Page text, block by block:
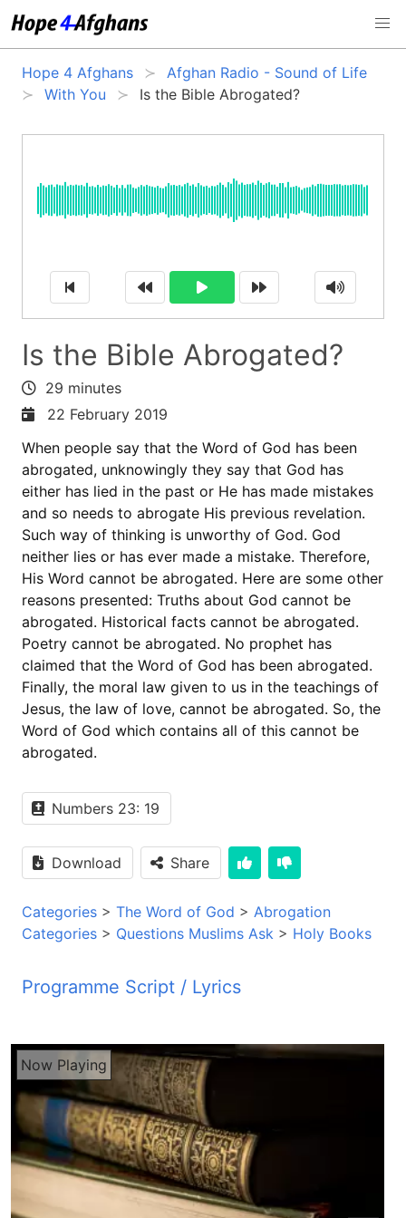
Hope 4 Afghans
Afghan Radio - Sound of Life
With You
Is the Bible Abrogated?
Is the Bible Abrogated?
29 minutes
22 February 2019
When people say that the Word of God has been
abrogated, unknowingly they say that God has
either has lied in the past or He has made mistakes
and so needs to abrogate His previous revelation.
Such way of thinking is unworthy of God. God
neither lies or has ever made a mistake. Therefore,
His Word cannot be abrogated. Here are some other
reasons presented: Truths about God cannot be
abrogated. Historical facts cannot be abrogated.
Poetry cannot be abrogated. No prophet has
claimed that the Word of God has been abrogated.
Finally, the moral law given to us in the teachings of
Jesus, the law of love, cannot be abrogated. So, the
Word of God which contains all of this cannot be
abrogated.
Numbers 23: 19
Download Share
Categories > The Word of God > Abrogation
Categories > Questions Muslims Ask > Holy Books
Programme Script / Lyrics
رادیو صدای زندگی شنانده ازیز سلام شما آواز ما را از
رادیو صدای زندگی می شنوید که هر صبح روی موجه
کوتای 49 متر بند پخش می گردد با شما شنانده ازیز و
ارجومند برنامه با شما سلام خوشحال اسیم که باز هم
یک بار دیگه از طریق برنامه حاضر در خدمت شما
شنانده گرامی قرار داریم دوستو ارجومند برنامه ما زنده
است شما می تانین که در جریان برنامه بر ما زنگ بزنین
نمبر تیلیفون ما است دوستو ارجومند زمان که بر ما زنگ
Now Playing